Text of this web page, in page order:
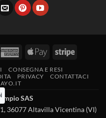
AmericanApple
Stripe
CONSEGNA E RESI
PRIVACY
CONTATTACI
SAS
36077 Altavilla Vicentina (VI)